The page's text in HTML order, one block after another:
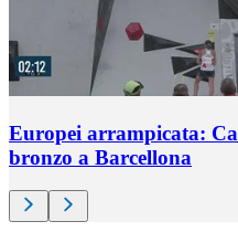
Europei arrampicata:
bronzo a Barcellona